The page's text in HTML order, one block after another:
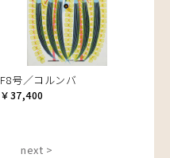
F8号／コルンバ
￥37,400
next >